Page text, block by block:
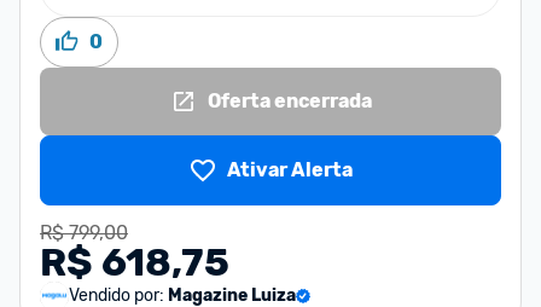
0
Oferta encerrada
Ativar Alerta
R$ 799,00
R$ 618,75
Vendido por: Magazine Luiza